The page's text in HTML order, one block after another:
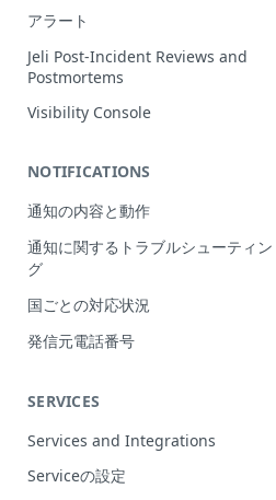
Incidentの編集
インシデントの再割当て
（Reassign）
インシデントの再開（Reopen）
Incident Roles
Incident Tasks
Incident Types
インシデントが作成されない理由
Conference Bridge
アラート
Alerts Table
Jeli Post-Incident Reviews and
Postmortems
Visibility Console
NOTIFICATIONS
通知の内容と動作
Push Notifications
Email Notifications
電話通知
Phone Notification Disclosures
SMS Notifications
WhatsApp Notification
通知に関するトラブルシューティン
グ
想定される通知の動作
プッシュ通知のトラブルシューティ
ング
グ
電話通知のトラブルシューティング
SMS通知のトラブルシューティング
国ごとの対応状況
発信元電話番号
SERVICES
Services and Integrations
Service Directory
Serviceの設定